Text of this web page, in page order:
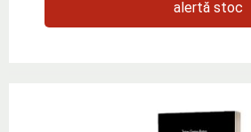
alertă stoc